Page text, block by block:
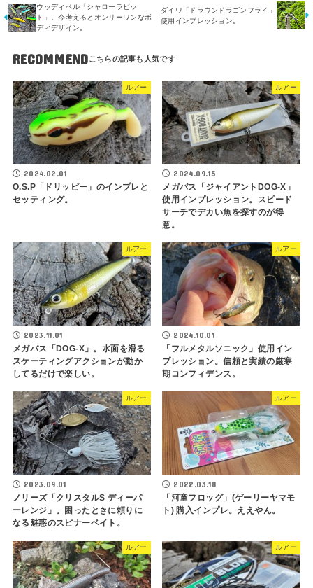
ウッディベル「シャローラビッ
ト」。今考えるとオンリーワンなボ
ディデザイン。
ダイワ「ドラウンドラゴンフライ」
使用インプレッション。
RECOMMEND
ルアー
2024.02.01
O.S.P「ドリッピー」のインプレと
セッティング。
ルアー
2024.09.15
メガバス「ジャイアントDOG-X」
使用インプレッション。スピード
サーチでデカい魚を探すのが得
意。
ルアー
2023.11.01
メガバス「DOG-X」。水面を滑る
スケーティングアクションが動か
してるだけで楽しい。
ルアー
2024.10.01
「フルメタルソニック」使用イン
プレッション。信頼と実績の厳寒
期コンフィデンス。
ルアー
2023.09.01
ノリーズ「クリスタルS ディーパ
ーレンジ」。困ったときに頼りに
なる魅惑のスピナーベイト。
ルアー
2022.03.18
「河童フロッグ」(ゲーリーヤマモ
ト) 購入インプレ。ええやん。
ルアー ルアー